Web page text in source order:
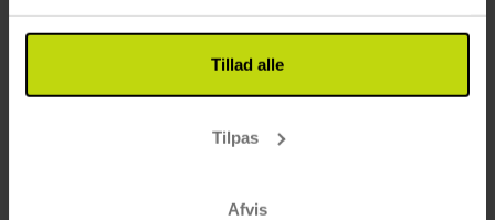
Tillad alle
Tilpas
Afvis
Risskovs gæster: 17:30 - 20:00
Åbningstider i baren: 17:30 - 21:00
Værelse
Kun slutrengøring inkluderet